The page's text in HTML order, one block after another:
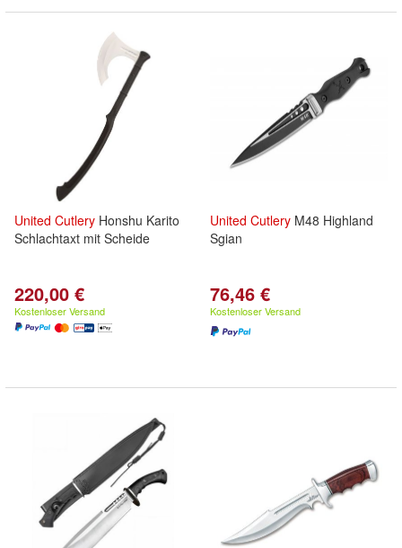
United Cutlery Honshu Karito
Schlachtaxt mit Scheide
220,00 €
Kostenloser Versand
United Cutlery M48 Highland
Sgian
76,46 €
Kostenloser Versand